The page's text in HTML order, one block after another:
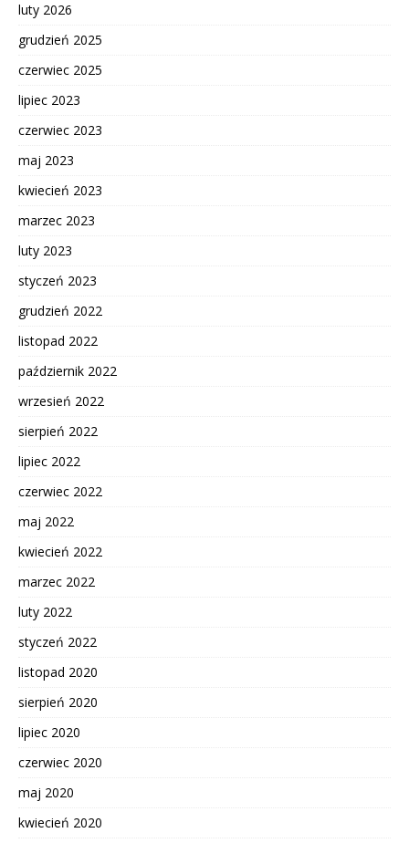
luty 2026
grudzień 2025
czerwiec 2025
lipiec 2023
czerwiec 2023
maj 2023
kwiecień 2023
marzec 2023
luty 2023
styczeń 2023
grudzień 2022
listopad 2022
październik 2022
wrzesień 2022
sierpień 2022
lipiec 2022
czerwiec 2022
maj 2022
kwiecień 2022
marzec 2022
luty 2022
styczeń 2022
listopad 2020
sierpień 2020
lipiec 2020
czerwiec 2020
maj 2020
kwiecień 2020